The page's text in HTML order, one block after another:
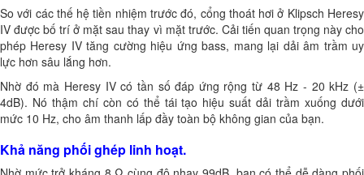
So với các thế hệ tiền nhiệm trước đó, cổng thoát hơi ở Klipsch Heresy
IV được bố trí ở mặt sau thay vì mặt trước. Cải tiến quan trọng này cho
phép Heresy IV tăng cường hiệu ứng bass, mang lại dải âm trầm uy
lực hơn sâu lắng hơn.
Nhờ đó mà Heresy IV có tần số đáp ứng rộng từ 48 Hz - 20 kHz (±
4dB). Nó thậm chí còn có thể tái tạo hiệu suất dải trầm xuống dưới
mức 10 Hz, cho âm thanh lấp đầy toàn bộ không gian của bạn.
Khả năng phối ghép linh hoạt.